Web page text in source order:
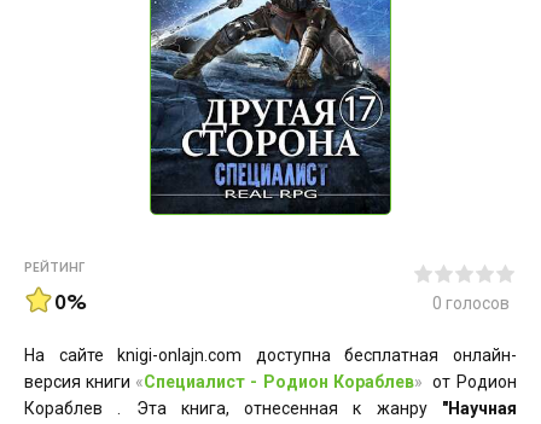
РЕЙТИНГ
0% 0 голосов
На сайте knigi-onlajn.com доступна бесплатная онлайн-
версия книги «Специалист - Родион Кораблев» от Родион
Кораблев . Эта книга, отнесенная к жанру "Научная